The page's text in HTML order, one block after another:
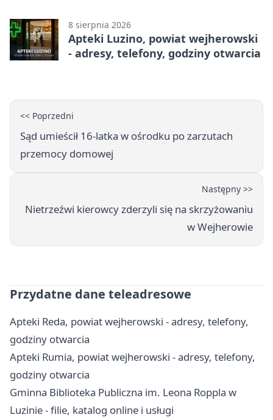
8 sierpnia 2026
Apteki Luzino, powiat wejherowski
- adresy, telefony, godziny otwarcia
<< Poprzedni
Sąd umieścił 16-latka w ośrodku po zarzutach
przemocy domowej
Następny >>
Nietrzeźwi kierowcy zderzyli się na skrzyżowaniu
w Wejherowie
Przydatne dane teleadresowe
Apteki Reda, powiat wejherowski - adresy, telefony,
godziny otwarcia
Apteki Rumia, powiat wejherowski - adresy, telefony,
godziny otwarcia
Gminna Biblioteka Publiczna im. Leona Roppla w
Luzinie - filie, katalog online i usługi